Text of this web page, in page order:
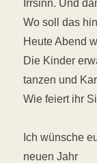
Irrsinn. Und
Wo soll das
Heute Abend
Die Kinder
tanzen und
Wie feiert ihr
Ich wünsche
neuen Jahr